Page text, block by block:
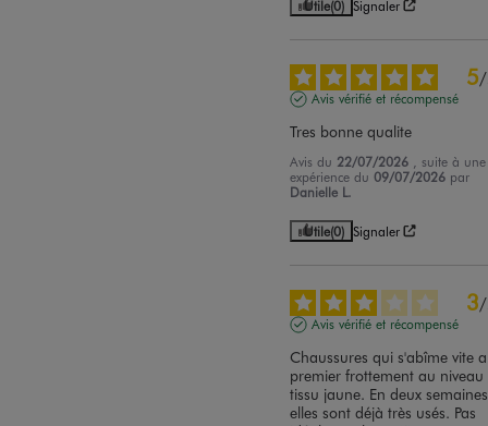
Utile(0) Signaler
5/
Avis vérifié et récompensé
Tres bonne qualite
Avis du 22/07/2026
, suite à une
expérience du09/07/2026 par
Danielle L.
Utile(0) Signaler
3/
Avis vérifié et récompensé
Chaussures qui s'abîme vite
premier frottement au
tissu jaune. En deux semaines
elles sont déjà très usés. Pas